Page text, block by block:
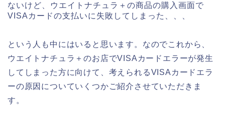
ないけど、ウエイトナチュラ＋の商品の購入画面で
VISAカードの支払いに失敗してしまった、、、
という人も中にはいると思います。なのでこれから、
ウエイトナチュラ＋のお店でVISAカードエラーが発生
してしまった方に向けて、考えられるVISAカードエラ
ーの原因についていくつかご紹介させていただきま
す。